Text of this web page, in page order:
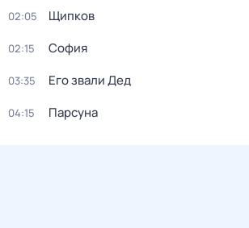
02:05 Щипков
02:15 София
03:35 Его звали Дед
04:15 Парсуна